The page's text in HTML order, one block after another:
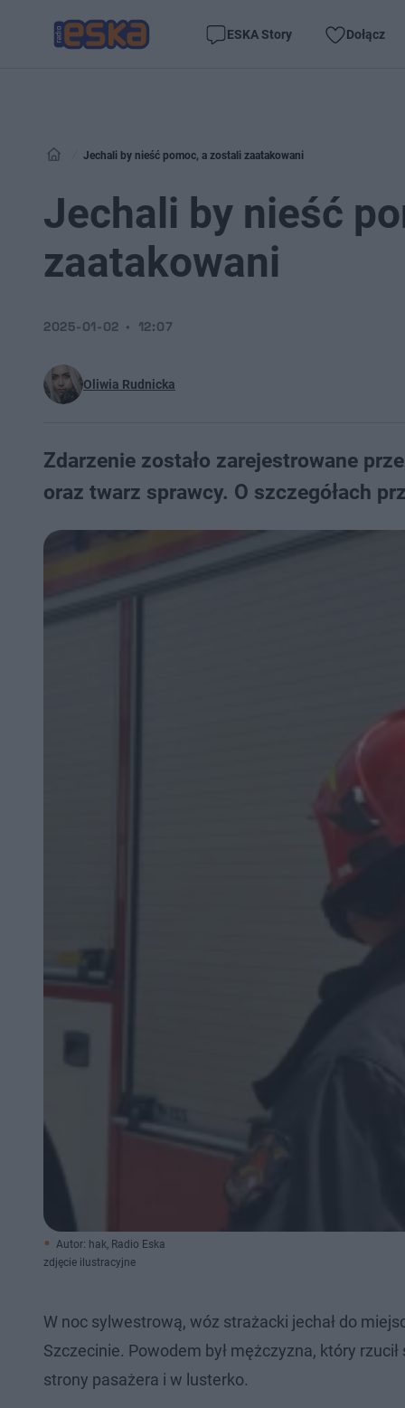
ESKA Story Dołącz
Jechali by nieść pomoc, a zostali zaatakowani
Jechali by nieść
zaatakowani
Oliwia Rudnicka
2025-01-02 12:07
Zdarzenie zostało zarejestrowane
oraz twarz sprawcy. O szczegółach
Autor: hak, Radio Eska
zdjęcie ilustracyjne
W noc sylwestrową, wóz strażacki jechał do
Szczecinie. Powodem był mężczyzna, który
strony pasażera i w lusterko.